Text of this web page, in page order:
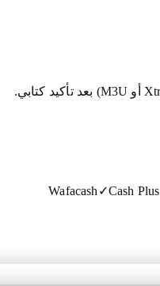
Cash Plus
✓
Wafacash